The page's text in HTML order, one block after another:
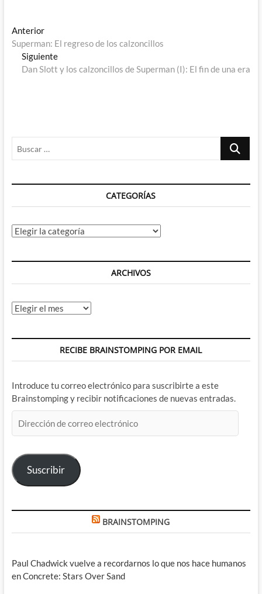
Navegación
de
entradas
AnteriorEntrada
anterior:
Superman: El regreso de los calzoncillos
SiguienteEntrada
siguiente:
Dan Slott y los calzoncillos de Superman (I): El fin de una era
Buscar
CATEGORÍAS
Categorías
ARCHIVOS
Archivos
RECIBE BRAINSTOMPING POR EMAIL
Introduce tu correo electrónico para suscribirte a este
Brainstomping y recibir notificaciones de nuevas entradas.
de
electrónico
Suscribir
BRAINSTOMPING
Paul Chadwick vuelve a recordarnos lo que nos hace humanos
en Concrete: Stars Over Sand